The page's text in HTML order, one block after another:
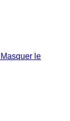
Masquer le